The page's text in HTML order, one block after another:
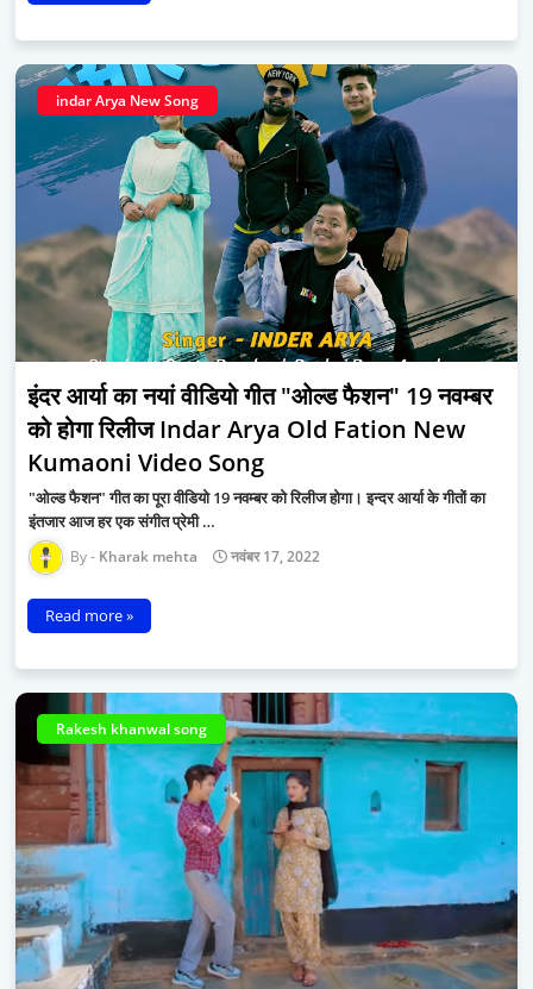
indar Arya New Song
इंदर आर्या का नयां वीडियो गीत "ओल्ड फैशन" 19 नवम्बर
को होगा रिलीज Indar Arya Old Fation New
Kumaoni Video Song
"ओल्ड फैशन" गीत का पूरा वीडियो 19 नवम्बर को रिलीज होगा। इन्दर आर्या के गीतों का
इंतजार आज हर एक संगीत प्रेमी …
Kharak mehta नवंबर 17, 2022
Read more »
Rakesh khanwal song